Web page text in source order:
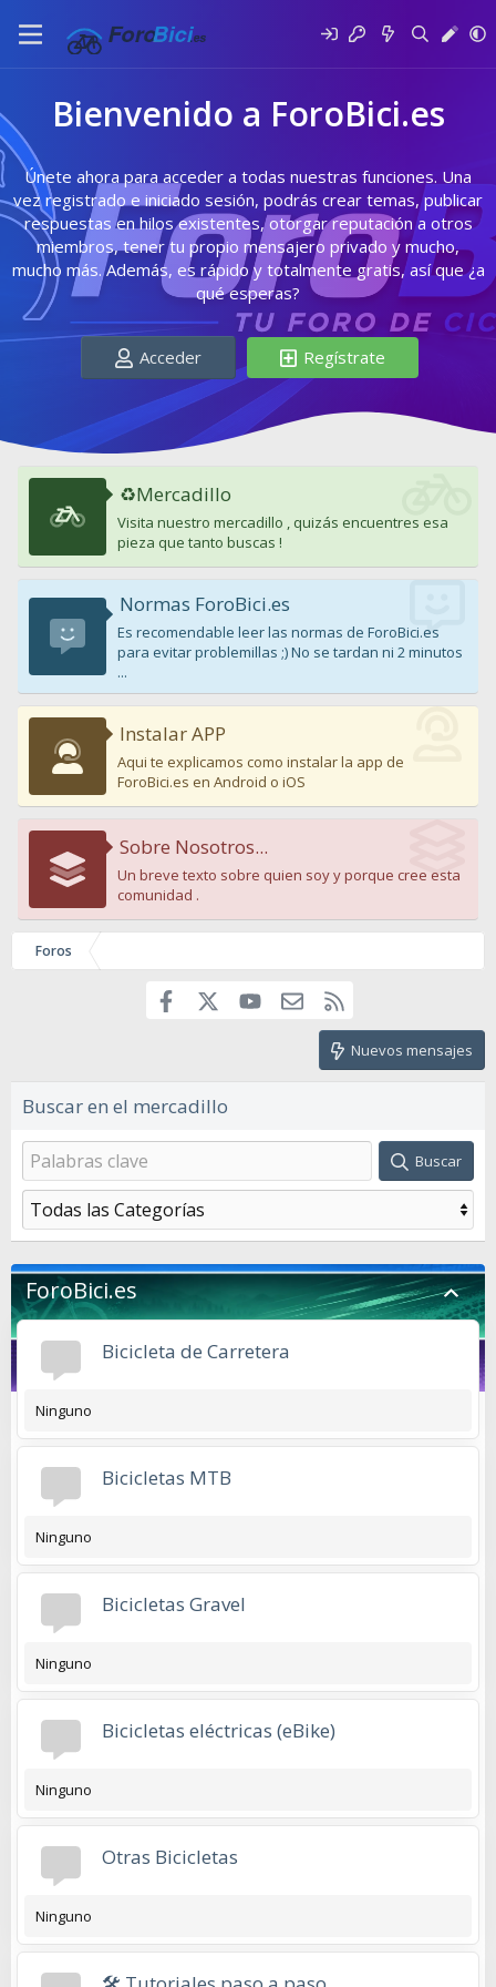
Bienvenido a ForoBici.es
Únete ahora para acceder a todas nuestras funciones. Una
vez registrado e iniciado sesión, podrás crear temas, publicar
respuestas en hilos existentes, otorgar reputación a otros
miembros, tener tu propio mensajero privado y mucho,
mucho más. Además, es rápido y totalmente gratis, así que ¿a
qué esperas?
Acceder Regístrate
♻️Mercadillo
Visita nuestro mercadillo , quizás encuentres esa
pieza que tanto buscas !
Normas ForoBici.es
Es recomendable leer las normas de ForoBici.es
para evitar problemillas ;) No se tardan ni 2 minutos
...
Instalar APP
Aqui te explicamos como instalar la app de
ForoBici.es en Android o iOS
Sobre Nosotros...
Un breve texto sobre quien soy y porque cree esta
comunidad .
Foros
Facebook youtubeContáctanos
Nuevos mensajes
Buscar en el mercadillo
Buscar
ForoBici.es
Bicicleta de Carretera
Ninguno
Bicicletas MTB
Ninguno
Bicicletas Gravel
Ninguno
Bicicletas eléctricas (eBike)
Ninguno
Otras Bicicletas
Ninguno